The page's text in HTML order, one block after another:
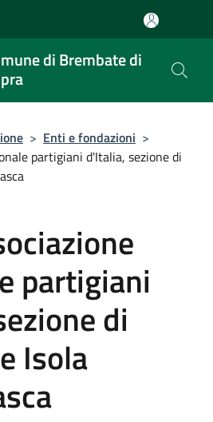
di Brembate di
> Enti e fondazioni >
partigiani d'Italia, sezione di
partigiani
di
Isola